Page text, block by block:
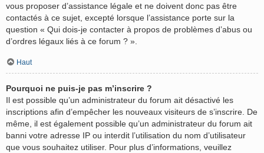
vous proposer d’assistance légale et ne doivent donc pas être
contactés à ce sujet, excepté lorsque l’assistance porte sur la
question « Qui dois-je contacter à propos de problèmes d’abus ou
d’ordres légaux liés à ce forum ? ».
Haut
Pourquoi ne puis-je pas m’inscrire ?
Il est possible qu’un administrateur du forum ait désactivé les
inscriptions afin d’empêcher les nouveaux visiteurs de s’inscrire. De
même, il est également possible qu’un administrateur du forum ait
banni votre adresse IP ou interdit l’utilisation du nom d’utilisateur
que vous souhaitez utiliser. Pour plus d’informations, veuillez